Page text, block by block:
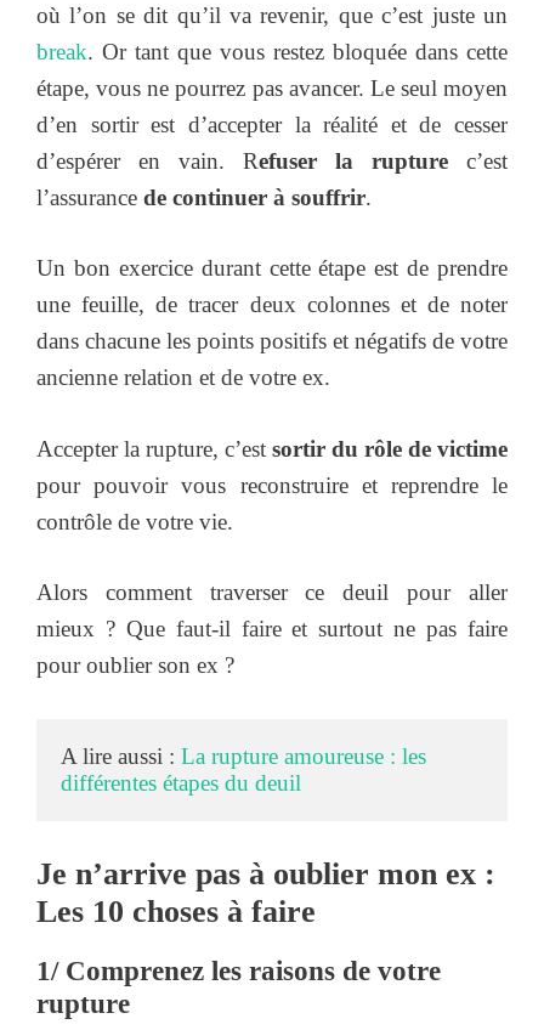
où l’on se dit qu’il va revenir, que c’est juste un
break. Or tant que vous restez bloquée dans cette
étape, vous ne pourrez pas avancer. Le seul moyen
d’en sortir est d’accepter la réalité et de cesser
d’espérer en vain. Refuser la rupture c’est
l’assurance de continuer à souffrir.
Un bon exercice durant cette étape est de prendre
une feuille, de tracer deux colonnes et de noter
dans chacune les points positifs et négatifs de votre
ancienne relation et de votre ex.
Accepter la rupture, c’est sortir du rôle de victime
pour pouvoir vous reconstruire et reprendre le
contrôle de votre vie.
Alors comment traverser ce deuil pour aller
mieux ? Que faut-il faire et surtout ne pas faire
pour oublier son ex ?
A lire aussi : La rupture amoureuse : les
différentes étapes du deuil
Je n’arrive pas à oublier mon ex :
Les 10 choses à faire
1/ Comprenez les raisons de votre
rupture